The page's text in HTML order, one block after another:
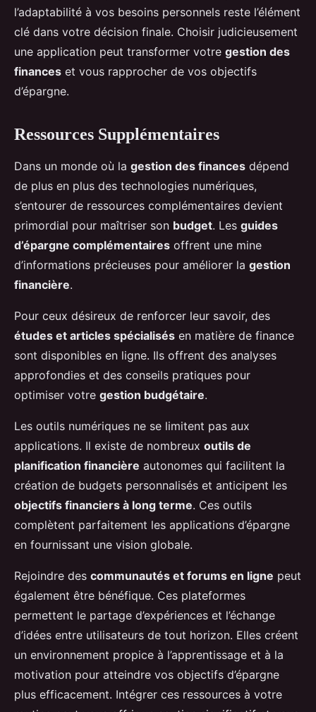
l’adaptabilité à vos besoins personnels reste l’élément
clé dans votre décision finale. Choisir judicieusement
une application peut transformer votre gestion des
finances et vous rapprocher de vos objectifs
d’épargne.
Ressources Supplémentaires
Dans un monde où la gestion des finances dépend
de plus en plus des technologies numériques,
s’entourer de ressources complémentaires devient
primordial pour maîtriser son budget. Les guides
d’épargne complémentaires offrent une mine
d’informations précieuses pour améliorer la gestion
financière.
Pour ceux désireux de renforcer leur savoir, des
études et articles spécialisés en matière de finance
sont disponibles en ligne. Ils offrent des analyses
approfondies et des conseils pratiques pour
optimiser votre gestion budgétaire.
Les outils numériques ne se limitent pas aux
applications. Il existe de nombreux outils de
planification financière autonomes qui facilitent la
création de budgets personnalisés et anticipent les
objectifs financiers à long terme. Ces outils
complètent parfaitement les applications d’épargne
en fournissant une vision globale.
Rejoindre des communautés et forums en ligne peut
également être bénéfique. Ces plateformes
permettent le partage d’expériences et l’échange
d’idées entre utilisateurs de tout horizon. Elles créent
un environnement propice à l’apprentissage et à la
motivation pour atteindre vos objectifs d’épargne
plus efficacement. Intégrer ces ressources à votre